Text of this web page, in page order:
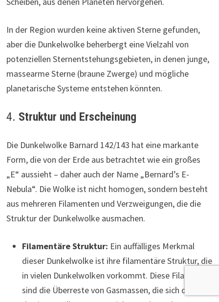
In der Region wurden keine aktiven Sterne gefunden,
aber die Dunkelwolke beherbergt eine Vielzahl von
potenziellen Sternentstehungsgebieten, in denen junge,
massearme Sterne (braune Zwerge) und mögliche
planetarische Systeme entstehen könnten.
4. Struktur und Erscheinung
Die Dunkelwolke Barnard 142/143 hat eine markante
Form, die von der Erde aus betrachtet wie ein großes
„E“ aussieht – daher auch der Name „Bernard’s E-
Nebula“. Die Wolke ist nicht homogen, sondern besteht
aus mehreren Filamenten und Verzweigungen, die die
Struktur der Dunkelwolke ausmachen.
Filamentäre Struktur: Ein auffälliges Merkmal
dieser Dunkelwolke ist ihre filamentäre Struktur, die
in vielen Dunkelwolken vorkommt. Diese Filamente
sind die Überreste von Gasmassen, die sich durch